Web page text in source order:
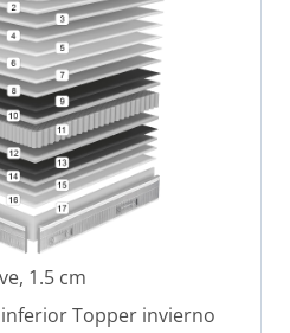
1.5 cm
Topper invierno